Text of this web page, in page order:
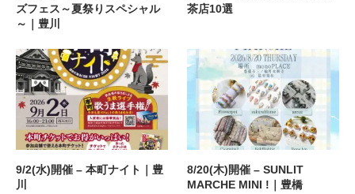
ズフェス～夏祭りスペシャル
～｜豊川
茶店10選
9/2(水)開催 – 本町ナイト｜豊
川
8/20(木)開催 – SUNLIT
MARCHE MINI !｜豊橋